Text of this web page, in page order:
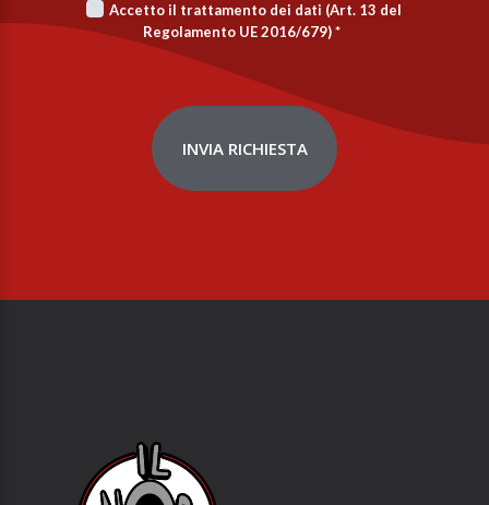
Accetto il trattamento dei dati (Art. 13 del
Regolamento UE 2016/679)*
INVIA RICHIESTA